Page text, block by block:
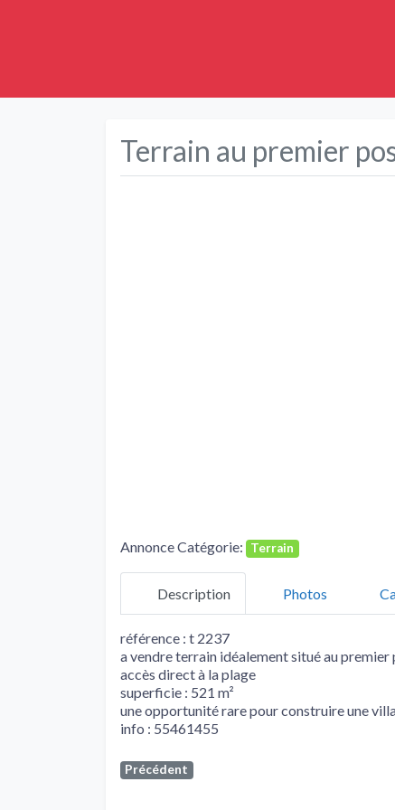
Terrain au premier
Annonce Catégorie: Terrain
Description Photos
référence : t 2237
a vendre terrain idéalement situé au
accès direct à la plage
superficie : 521 m²
une opportunité rare pour construire une
info : 55461455
Précédent